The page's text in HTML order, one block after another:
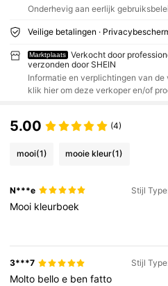
Onderhevig aan eerlijk
Veilige betalingen ·
Marktplaats
Verkocht door
verzonden door SHEIN
Informatie en verplichtingen van de
klik hier om deze verkoper en/of
5.00 (4)
mooi(1) mooie kleur(1)
N***e Stijl
Mooi kleurboek
3***7 Stijl
Molto belloe benfatto